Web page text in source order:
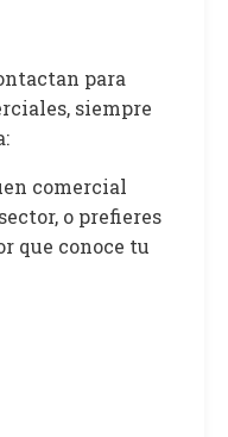
para
siempre
comercial
o prefieres
que conoce tu